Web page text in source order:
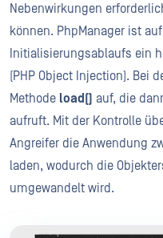
Nebenwirkungen
können. PhpManager ist
Initialisierungsablaufs ein
(PHP Object Injection). Bei
Methode load() auf, die
aufruft. Mit der Kontrolle
Angreifer die Anwendung
laden, wodurch die
umgewandelt wird.